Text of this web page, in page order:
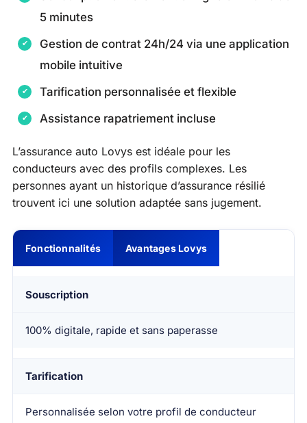
5 minutes
Gestion de contrat 24h/24 via une application
mobile intuitive
Tarification personnalisée et flexible
Assistance rapatriement incluse
L’assurance auto Lovys est idéale pour les
conducteurs avec des profils complexes. Les
personnes ayant un historique d’assurance résilié
trouvent ici une solution adaptée sans jugement.
Fonctionnalités Avantages Lovys
Souscription
100% digitale, rapide et sans paperasse
Tarification
Personnalisée selon votre profil de conducteur